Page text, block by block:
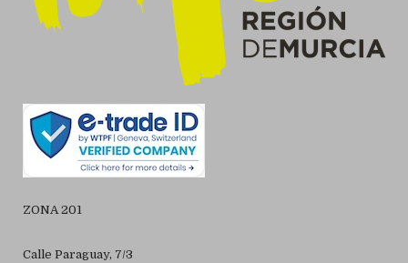
ZONA 201
Calle Paraguay, 7/3